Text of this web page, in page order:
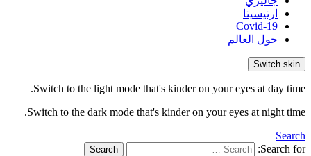
ارتيسيتا
Covid-19
حول العالم
Switch skin
Switch to the light mode that's kinder on your eyes at day time.
Switch to the dark mode that's kinder on your eyes at night time.
Search
Search for:
Search